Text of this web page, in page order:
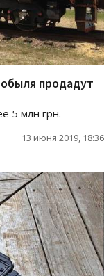
продадут
5 млн грн.
13 июня 2019, 18:36